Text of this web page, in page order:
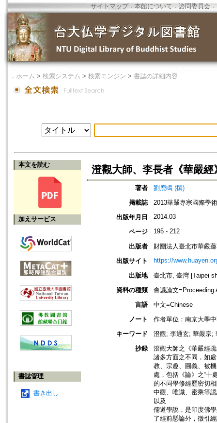
サイトマップ．本館について ． 諮問委員会 ．
． ホーム > 検索システム > 検索エンジン > 書誌の詳細内容
本文を読む
加えサービス
書誌管理
書き出し
澄觀大師、李長者《華嚴經
著者
劉鹿鳴 (撰)
掲載誌
2013華嚴專宗國際學
出版年月日
2014.03
ページ 195 - 212
出版者
財團法人臺北市華嚴
出版サイト
https://
出版地
臺北市, 臺灣 [Taipei
資料の種類
會議論文=Proceeding
言語
中文=Chinese
ノート
作者單位：南京大學
キーワード
澄觀; 李通玄; 華嚴宗;
抄録
澄觀大師之《華嚴經
諸多方面之不同，如
教、宗趣、圓義、被
處，包括《論》之“十
的不同學修經歷密切
中觀、唯識、密乘等
以及
儒道學說，是印度佛
了經前懸論外，徵引